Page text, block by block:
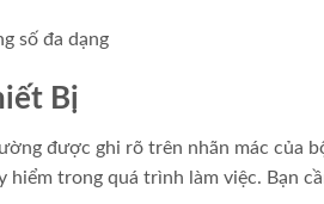
Bị
được ghi rõ trên nhãn mác của
hiểm trong quá trình làm việc. Bạn